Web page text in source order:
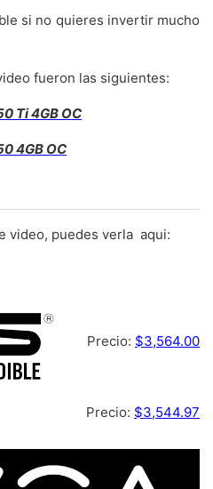
si no quieres invertir mucho
fueron las siguientes:
Ti 4GB OC
4GB OC
video, puedes verla aqui:
Precio: $3,564.00
Precio: $3,544.97